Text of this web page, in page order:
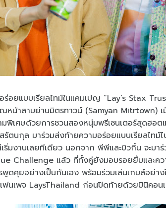
อยแบบเรียลไทม์ในแคมเปญ “Lay’s Stax
หน้าสามย่านมิตรทาวน์ (Samyan Mitrtown)
มพิเศษด้วยการชวนสองหนุ่มพรีเซนเตอร์สุดฮ
นกุล มาร่วมส่งท้ายความอร่อยแบบเรียลไทม์
มงานเลยทีเดียว นอกจาก พีพีและบิวกิ้น จะมา
Challenge แล้ว ที่ทั้งคู่ยังมอบรอยยิ้มและคว
ดคุยอย่างเป็นกันเอง พร้อมร่วมเล่นเกมส์อย่า
ฟนเพจ LaysThailand ก่อนปิดท้ายด้วยมินิคอ